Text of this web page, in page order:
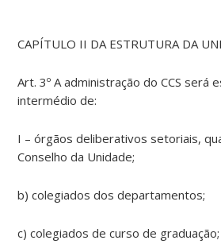
CAPÍTULO II DA ESTRUTURA DA
Art. 3º A administração do CCS será
intermédio de:
I – órgãos deliberativos setoriais,
Conselho da Unidade;
b) colegiados dos departamentos;
c) colegiados de curso de